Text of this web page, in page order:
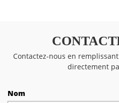
Contactez-nous en
directement
Nom